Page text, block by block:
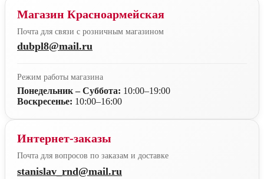
Магазин Красноармейская
Почта для связи с розничным магазином
dubpl8@mail.ru
Режим работы магазина
Понедельник – Суббота: 10:00–19:00
Воскресенье: 10:00–16:00
Интернет-заказы
Почта для вопросов по заказам и доставке
stanislav_rnd@mail.ru